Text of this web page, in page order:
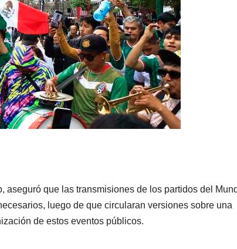
que las transmisiones de los partidos del
luego de que circularan versiones sobre una
de estos eventos públicos.